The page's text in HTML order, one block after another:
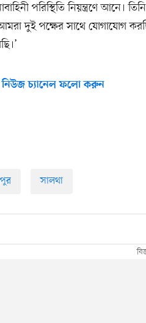
পরিস্থিতি নিয়ন্ত্রণে আনে।
দুই পক্ষের সাথে যোগাযোগ
চ্যানেল ফলো করুন
সালথা